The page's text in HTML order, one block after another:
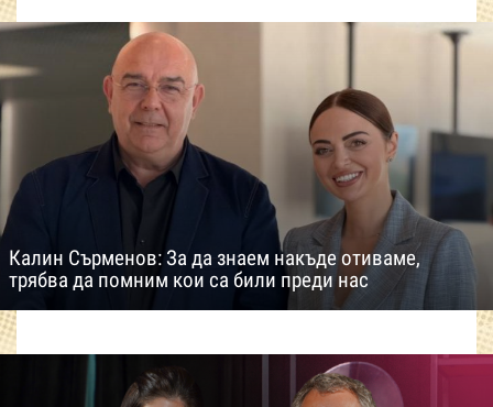
Калин Сърменов: За да знаем накъде отиваме,
трябва да помним кои са били преди нас